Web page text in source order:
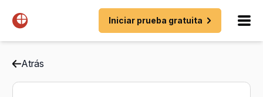
Iniciar prueba gratuita
Atrás